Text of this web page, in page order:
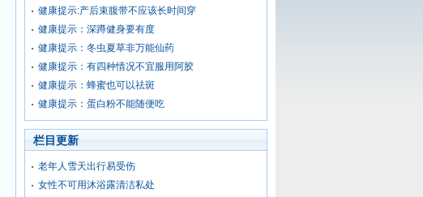
健康提示:产后束腹带不应该长时间穿
健康提示：深蹲健身要有度
健康提示：冬虫夏草非万能仙药
健康提示：有四种情况不宜服用阿胶
健康提示：蜂蜜也可以祛斑
健康提示：蛋白粉不能随便吃
栏目更新
老年人雪天出行易受伤
女性不可用沐浴露清洁私处